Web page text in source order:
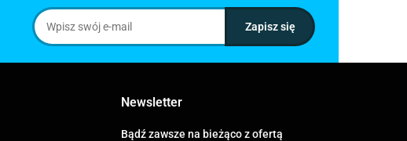
Newsletter
Bądź zawsze na bieżąco z ofertą